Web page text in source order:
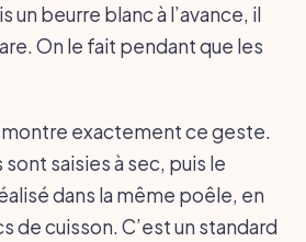
un beurre blanc à l’avance, il
On le fait pendant que les
montre exactement ce geste.
saisies à sec, puis le
dans la même poêle, en
de cuisson. C’est un standard